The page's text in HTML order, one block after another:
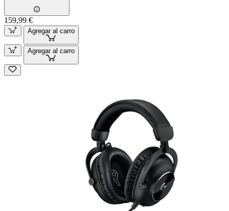
159,99 €
Agregar al carro
Agregar al carro